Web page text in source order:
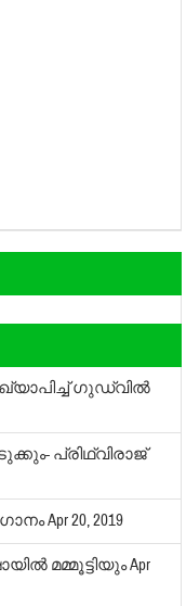
ഗുഡ്‌വില്‍
പ്രിഥ്വിരാജ്
Apr 20, 2019
മമ്മൂട്ടിയുംApr